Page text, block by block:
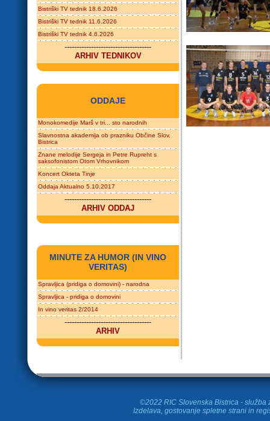
Bistriški TV tednik 18.6.2026
Bistriški TV tednik 11.6.2026
Bistriški TV tednik 4.6.2026
------------------------------------
ARHIV TEDNIKOV
ODDAJE
Monokomedije Marš v tri... sto narodnih
Slavnostna akademija ob prazniku Občine Slov.
Bistrica
Znane melodije Sergeja in Petre Rupreht s
saksofonistom Otom Vrhovnikom
Koncert Okteta Tinje
Oddaja Aktualno 5.10.2017
------------------------------------
ARHIV ODDAJ
MINUTE ZA HUMOR (IN VINO
VERITAS)
Spravljica (pridiga o domovini) - narodna
Spravljica - pridiga o domovini
In vino veritas 2/2014
------------------------------------
ARHIV
©2022 RIC Slovenska Bistrica - služba
Izdelava, gostovanje spletne strani in